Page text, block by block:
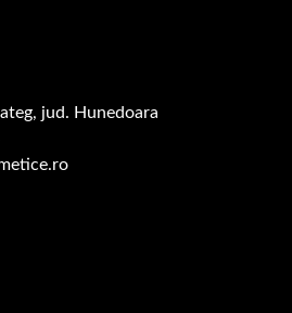
jud. Hunedoara